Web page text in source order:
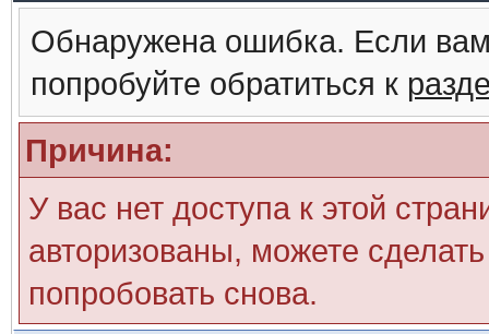
Обнаружена ошибка. Если
попробуйте обратиться к
Причина:
У вас нет доступа к этой
авторизованы, можете
попробовать снова.